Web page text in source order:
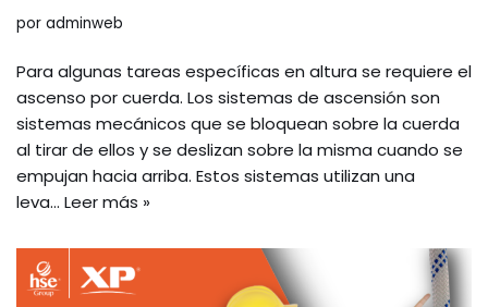
por adminweb
Para algunas tareas específicas en altura se requiere el
ascenso por cuerda. Los sistemas de ascensión son
sistemas mecánicos que se bloquean sobre la cuerda
al tirar de ellos y se deslizan sobre la misma cuando se
empujan hacia arriba. Estos sistemas utilizan una
leva… Leer más »